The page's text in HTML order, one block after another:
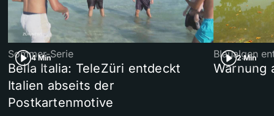
4 Min
Sommer-Serie
Bella Italia: TeleZüri entdeckt
Italien abseits der
Postkartenmotive
2 Min
Blaualgen
Warnung